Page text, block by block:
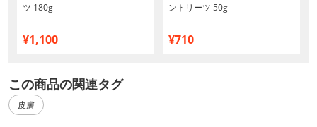
ツ 180g
¥1,100
ントリーツ 50g
¥710
この商品の関連タグ
皮膚